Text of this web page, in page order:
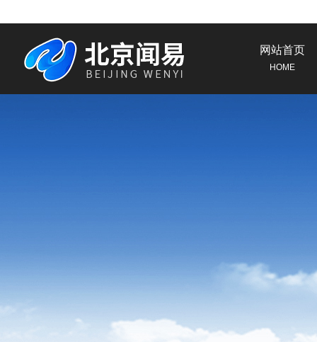
网站首页
HOME